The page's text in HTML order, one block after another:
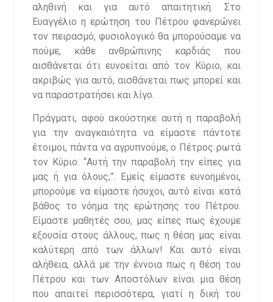
αληθινή και για αυτό απαιτητική. Στο
Ευαγγέλιο η ερώτηση του Πέτρου φανερώνει
τον πειρασμό, φυσιολογικό θα μπορούσαμε να
πούμε, κάθε ανθρώπινης καρδιάς που
αισθάνεται ότι ευνοείται από τον Κύριο, και
ακριβώς για αυτό, αισθάνεται πως μπορεί και
να παραστρατήσει και λίγο.
Πράγματι, αφού ακούστηκε αυτή η παραβολή
για την αναγκαιότητα να είμαστε πάντοτε
έτοιμοι, πάντα να αγρυπνούμε, ο Πέτρος ρωτά
τον Κύριο: “Αυτή την παραβολή την είπες για
μας ή για όλους;”. Εμείς είμαστε ευνοημένοι,
μπορούμε να είμαστε ήσυχοι, αυτό είναι κατά
βάθος το νόημα της ερώτησης του Πέτρου.
Είμαστε μαθητές σου, μας είπες πως έχουμε
εξουσία στους άλλους, πως η θέση μας είναι
καλύτερη από των άλλων! Και αυτό είναι
αλήθεια, αλλά με την έννοια πως η θέση του
Πέτρου και των Αποστόλων είναι μια θέση
που απαιτεί περισσότερα, γιατί η δική του